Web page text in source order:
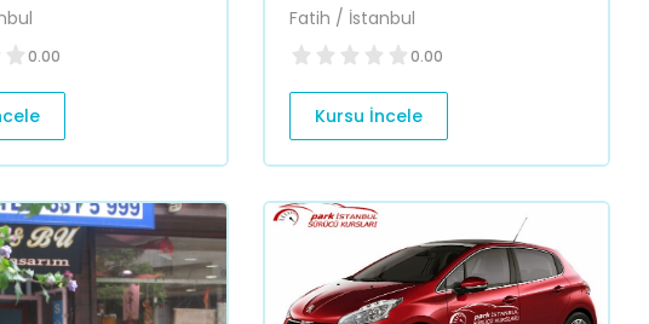
0.00
Fatih / İstanbul
0.00
Kursu İncele